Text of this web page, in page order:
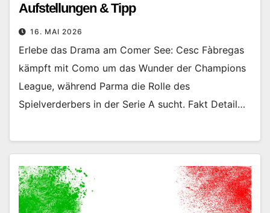
Aufstellungen & Tipp
16. MAI 2026
Erlebe das Drama am Comer See: Cesc Fàbregas
kämpft mit Como um das Wunder der Champions
League, während Parma die Rolle des
Spielverderbers in der Serie A sucht. Fakt Detail…